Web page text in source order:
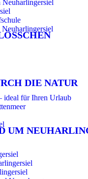
DIE NATUR
ideal für Ihren Urlaub
UM